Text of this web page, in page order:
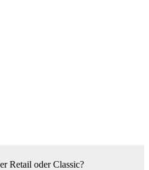
Retail oder Classic?